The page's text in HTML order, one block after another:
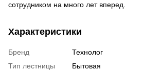
сотрудником на много лет вперед.
Характеристики
Бренд
Технолог
Тип лестницы
Бытовая